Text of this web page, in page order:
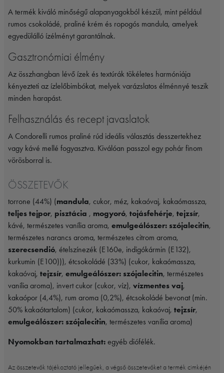
A termék kiváló minőségű alapanyagokból készül, mint például
rumos csokoládé, praliné krém és ropogós mandula, amelyek
egyedülálló ízélményt garantálnak.
Gasztronómiai élmény
Az összhangban lévő ízek és textúrák tökéletes harmóniája
kényezteti az ízlelőbimbókat, melyek varázslatos élménnyé teszik
minden harapást.
Felhasználás és recept javaslatok
A Condorelli rumos praliné rúd ideális választás desszertekhez
vagy kávé mellé fogyasztva. Kiválóan passzol egy pohár finom
vörösborral is.
ÖSSZETEVŐK
torrone (44%) (mandula, cukor, méz, kakaóvaj, kakaómassza,
teljes tejpor, pisztácia , mogyoró, tojásfehérje, tejzsír,
kávé, természetes vanília aroma, emulgeálószer: szójalecitin,
természetes narancs aroma, természetes citrom aroma,
szerecsendió, ételszínezék (E160e, indigókármin (E132),
kurkumin (E100))), étcsokoládé (33%) (cukor, kakaómassza,
kakaóvaj, tejzsír, emulgeálószer: szójalecitin, természetes
vanília aroma), invert cukor (cukor, víz), vízmentes vaj,
kakaópor (4,4%), rum aroma (0,2%), étcsokoládé bevonat (min.
50% kakaótartalom) (cukor, kakaómassza, kakaóvaj, tejzsír,
emulgeálószer: szójalecitin, természetes vanília aroma)
Nyomokban tartalmazhat: egyéb diófélék.
Az összetevők tájékoztató jellegűek, a végső összetevőket a termék cimkéjén